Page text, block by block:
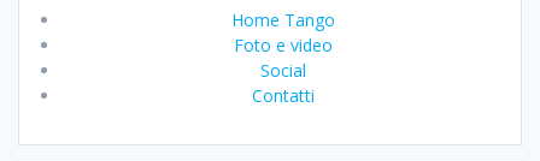
Home Tango
Foto e video
Social
Contatti